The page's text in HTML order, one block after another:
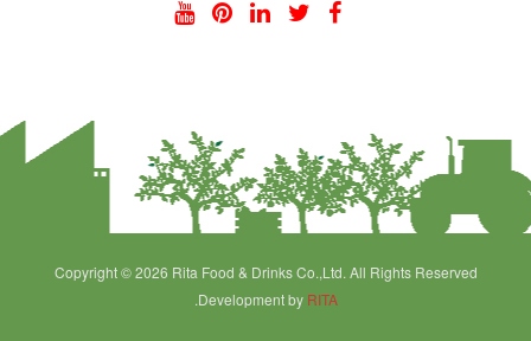
Copyright © 2026 Rita Food & Drinks Co.,Ltd. All Rights Reserved
.Development by RITA